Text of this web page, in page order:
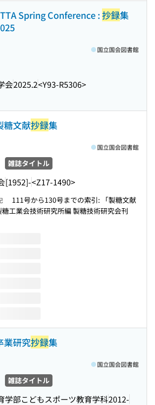
Spring Conference :抄録集
会2025.2<Y93-R5306>
国立国会図書館
糖文献抄録集
雑誌タイトル
[1952]-<Z17-1490>
国立国会図書館
111号から130号までの索引: 「製糖文献
工業会技術研究所編 製糖技術研究会刊
業研究抄録集
雑誌タイトル
学部こどもスポーツ教育学科2012-
国立国会図書館